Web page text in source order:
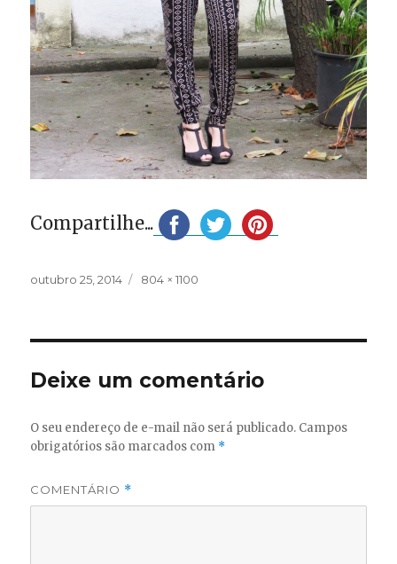
Compartilhe...
Publicado
outubro 25, 2014
Tamanho
804 × 1100
Deixe um comentário
O seu endereço de e-mail não será publicado. Campos
obrigatórios são marcados com *
COMENTÁRIO *